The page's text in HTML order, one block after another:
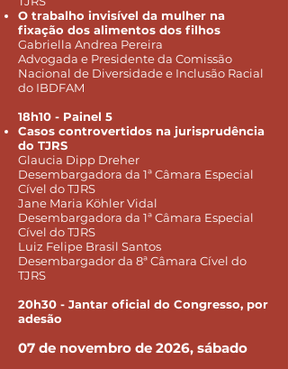
O trabalho invisível da mulher na
fixação dos alimentos dos filhos
Gabriella Andrea Pereira
Advogada e Presidente da Comissão
Nacional de Diversidade e Inclusão Racial
do IBDFAM
18h10 - Painel 5
Casos controvertidos na jurisprudência
do TJRS
Glaucia Dipp Dreher
Desembargadora da 1ª Câmara Especial
Cível do TJRS
Jane Maria Köhler Vidal
Desembargadora da 1ª Câmara Especial
Cível do TJRS
Luiz Felipe Brasil Santos
Desembargador da 8ª Câmara Cível do
TJRS
20h30 - Jantar oficial do Congresso, por
adesão
07 de novembro de 2026, sábado